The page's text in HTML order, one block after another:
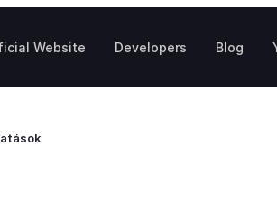
Website Developers Blog